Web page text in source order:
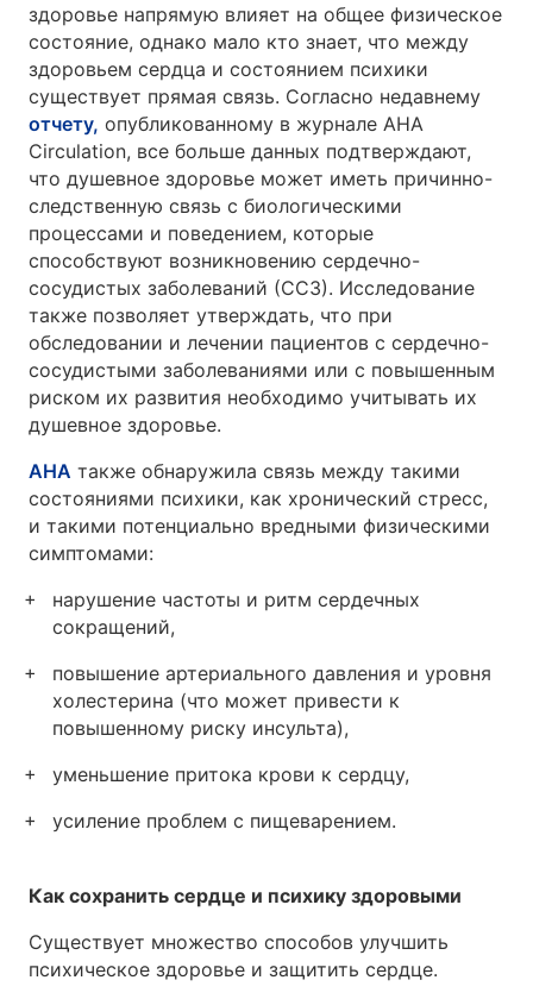
здоровье напрямую влияет на общее физическое
состояние, однако мало кто знает, что между
здоровьем сердца и состоянием психики
существует прямая связь. Согласно недавнему
отчету, опубликованному в журнале AHA
Circulation, все больше данных подтверждают,
что душевное здоровье может иметь причинно-
следственную связь с биологическими
процессами и поведением, которые
способствуют возникновению сердечно-
сосудистых заболеваний (ССЗ). Исследование
также позволяет утверждать, что при
обследовании и лечении пациентов с сердечно-
сосудистыми заболеваниями или с повышенным
риском их развития необходимо учитывать их
душевное здоровье.
AHA также обнаружила связь между такими
состояниями психики, как хронический стресс,
и такими потенциально вредными физическими
симптомами:
нарушение частоты и ритм сердечных
сокращений,
повышение артериального давления и уровня
холестерина (что может привести к
повышенному риску инсульта),
уменьшение притока крови к сердцу,
усиление проблем с пищеварением.
Как сохранить сердце и психику здоровыми
Существует множество способов улучшить
психическое здоровье и защитить сердце.